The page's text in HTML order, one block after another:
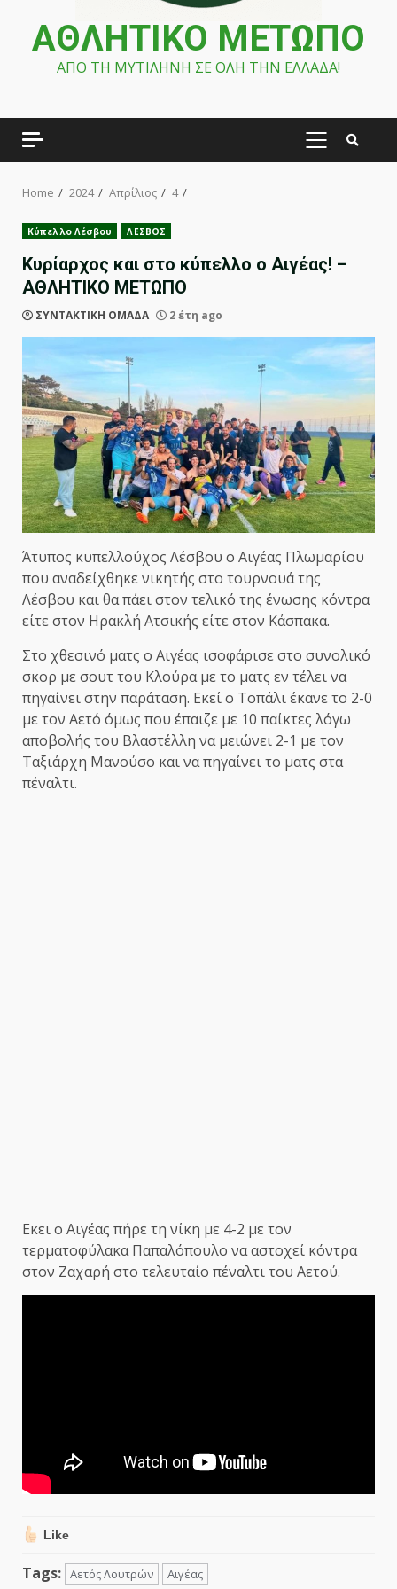
ΑΘΛΗΤΙΚΟ ΜΕΤΩΠΟ
ΑΠΟ ΤΗ ΜΥΤΙΛΗΝΗ ΣΕ ΟΛΗ ΤΗΝ ΕΛΛΑΔΑ!
PRIMARY
Home 2024 Απρίλιος 4
Κύπελλο Λέσβου ΛΕΣΒΟΣ
Κυρίαρχος και στο κύπελλο ο Αιγέας! –
ΑΘΛΗΤΙΚΟ ΜΕΤΩΠΟ
ΣΥΝΤΑΚΤΙΚΗ ΟΜΑΔΑ 2 έτη ago
Άτυπος κυπελλούχος Λέσβου ο Αιγέας Πλωμαρίου
που αναδείχθηκε νικητής στο τουρνουά της
Λέσβου και θα πάει στον τελικό της ένωσης κόντρα
είτε στον Ηρακλή Ατσικής είτε στον Κάσπακα.
Στο χθεσινό ματς ο Αιγέας ισοφάρισε στο συνολικό
σκορ με σουτ του Κλούρα με το ματς εν τέλει να
πηγαίνει στην παράταση. Εκεί ο Τοπάλι έκανε το 2-0
με τον Αετό όμως που έπαιζε με 10 παίκτες λόγω
αποβολής του Βλαστέλλη να μειώνει 2-1 με τον
Ταξιάρχη Μανούσο και να πηγαίνει το ματς στα
πέναλτι.
Εκει ο Αιγέας πήρε τη νίκη με 4-2 με τον
τερματοφύλακα Παπαλόπουλο να αστοχεί κόντρα
στον Ζαχαρή στο τελευταίο πέναλτι του Αετού.
Like
Tags: Αετός Λουτρών Αιγέας